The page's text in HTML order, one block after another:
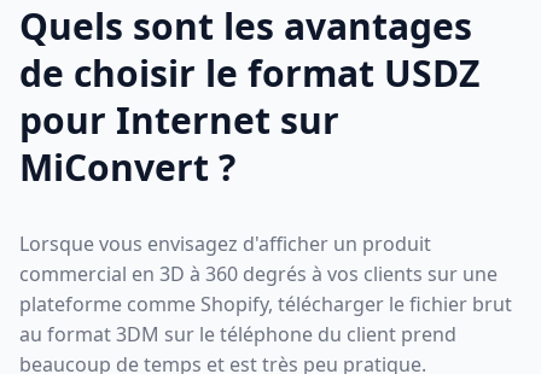
Quels sont les avantages
de choisir le format USDZ
pour Internet sur
MiConvert ?
Lorsque vous envisagez d'afficher un produit
commercial en 3D à 360 degrés à vos clients sur une
plateforme comme Shopify, télécharger le fichier brut
au format 3DM sur le téléphone du client prend
beaucoup de temps et est très peu pratique.